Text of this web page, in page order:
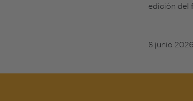
edición del
8 junio 2026